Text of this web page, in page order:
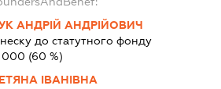
АНДРІЙ АНДРІЙОВИЧ
до статутного фонду
000 (60 %)
ІВАНІВНА